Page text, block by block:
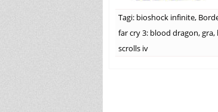
Tagi: bioshock infinite,
far cry 3: blood dragon,gra,
scrolls iv